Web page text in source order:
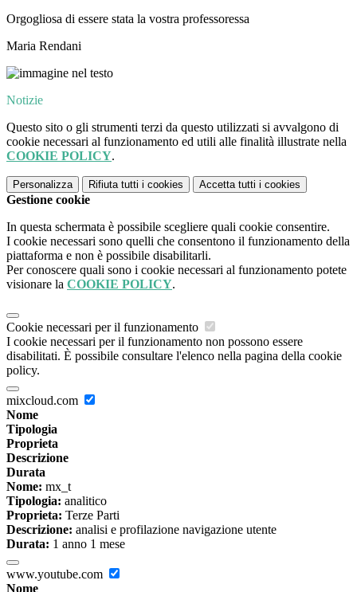
Orgogliosa di essere stata la vostra professoressa
Maria Rendani
Notizie
Questo sito o gli strumenti terzi da questo utilizzati si avvalgono di
cookie necessari al funzionamento ed utili alle finalità illustrate nella
COOKIE POLICY.
Personalizza Rifiuta tutti i cookies Accetta tutti i cookies
Gestione cookie
In questa schermata è possibile scegliere quali cookie consentire.
I cookie necessari sono quelli che consentono il funzionamento della
piattaforma e non è possibile disabilitarli.
Per conoscere quali sono i cookie necessari al funzionamento potete
visionare la COOKIE POLICY.
Cookie necessari per il funzionamento
I cookie necessari per il funzionamento non possono essere
disabilitati. È possibile consultare l'elenco nella pagina della cookie
policy.
mixcloud.com
Nome
Tipologia
Proprieta
Descrizione
Durata
Nome: mx_t
Tipologia: analitico
Proprieta: Terze Parti
Descrizione: analisi e profilazione navigazione utente
Durata: 1 anno 1 mese
www.youtube.com
Nome